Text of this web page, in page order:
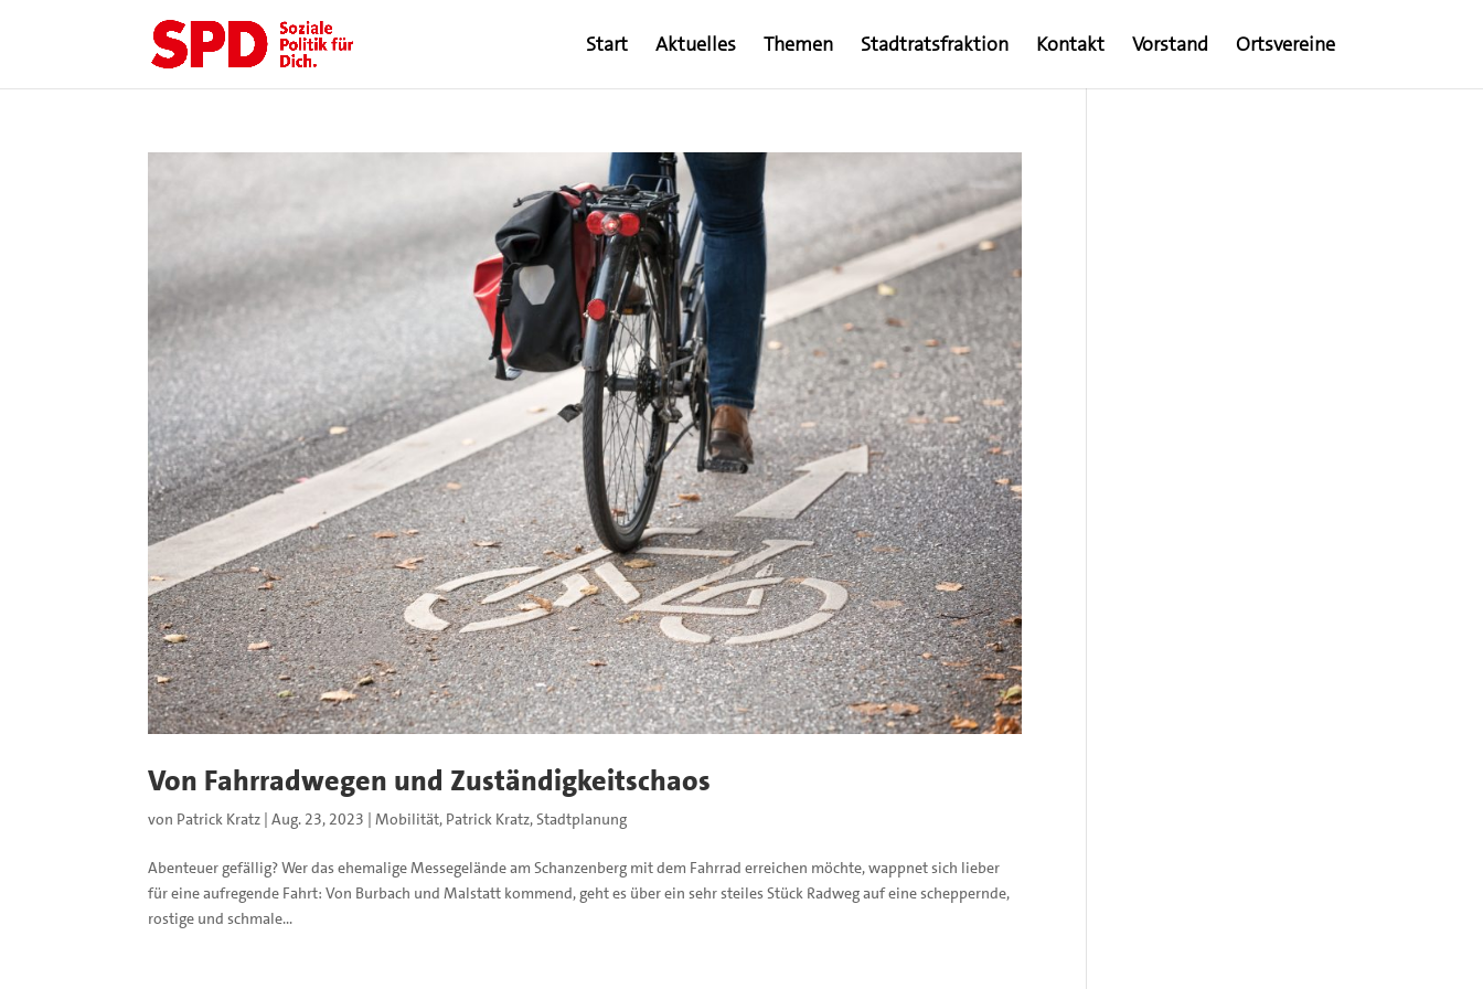
Start Aktuelles Themen Stadtratsfraktion Kontakt Vorstand Ortsvereine
Von Fahrradwegen und Zuständigkeitschaos
von Patrick Kratz |Aug. 23, 2023 |Mobilität, Patrick Kratz,Stadtplanung
Abenteuer gefällig? Wer das ehemalige Messegelände am Schanzenberg mit dem Fahrrad erreichen möchte, wappnet sich lieber
für eine aufregende Fahrt: Von Burbach und Malstatt kommend, geht es über ein sehr steiles Stück Radweg auf eine scheppernde,
rostige und schmale...